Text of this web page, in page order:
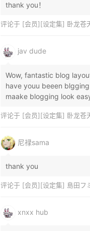
thank you！
评论于 [会员][设定集] 卧龙苍天陨落 公
jav dude
Wow, fantastic blog
have youu beeen
maake blogging look
magnificent, let…
评论于 [会员][设定集] 卧龙苍天陨落 公
尼禄sama
thank you
评论于 [会员][设定集] 島田フミカネ ART WORKS
xnxx hub